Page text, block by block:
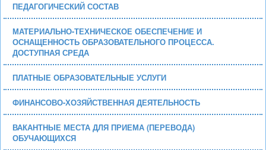
ПЕДАГОГИЧЕСКИЙ СОСТАВ
МАТЕРИАЛЬНО-ТЕХНИЧЕСКОЕ ОБЕСПЕЧЕНИЕ И
ОСНАЩЕННОСТЬ ОБРАЗОВАТЕЛЬНОГО ПРОЦЕССА.
ДОСТУПНАЯ СРЕДА
ПЛАТНЫЕ ОБРАЗОВАТЕЛЬНЫЕ УСЛУГИ
ФИНАНСОВО-ХОЗЯЙСТВЕННАЯ ДЕЯТЕЛЬНОСТЬ
ВАКАНТНЫЕ МЕСТА ДЛЯ ПРИЕМА (ПЕРЕВОДА)
ОБУЧАЮЩИХСЯ